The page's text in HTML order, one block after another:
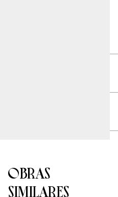
OBRAS
SIMILARES